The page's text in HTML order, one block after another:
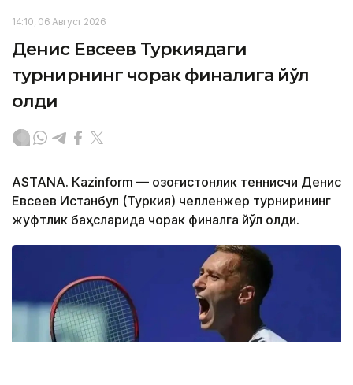
14:10, 06 Август 2026
Денис Евсеев Туркиядаги
турнирнинг чорак финалига йўл
олди
ASTANА. Кazinform — Қозоғистонлик теннисчи Денис
Евсеев Истанбул (Туркия) челленжер турнирининг
жуфтлик баҳсларида чорак финалга йўл олди.